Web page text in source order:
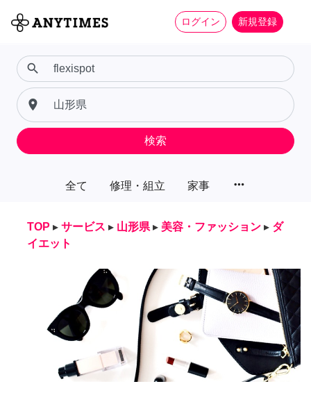
ログイン 新規登録
全て 修理・組立 家事 more_horiz
search
place
検索
TOP ▸ サービス ▸ 山形県 ▸ 美容・ファッション ▸ ダ
イエット